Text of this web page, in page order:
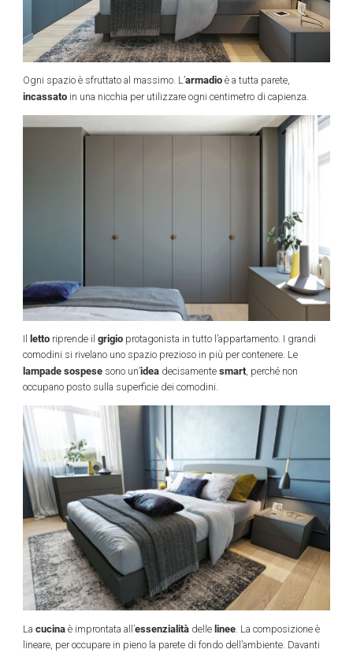
Ogni spazio è sfruttato al massimo. L’armadioè a tutta parete,
incassatoin una nicchia per utilizzare ogni centimetro di capienza.
Il lettoriprende il grigioprotagonista in tutto l’appartamento. I grandi
comodini si rivelano uno spazio prezioso in più per contenere. Le
lampadesospesesono un’ideadecisamente smart, perché non
occupano posto sulla superficie dei comodini.
La cucinaè improntata all’essenzialitàdelle linee. La composizione è
lineare, per occupare in pieno la parete di fondo dell’ambiente. Davanti